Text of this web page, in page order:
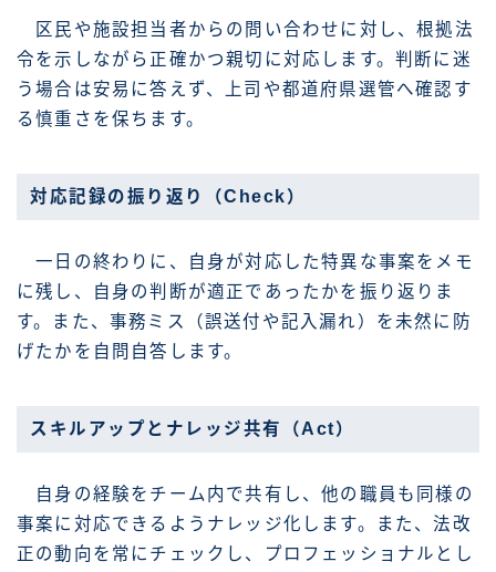
区民や施設担当者からの問い合わせに対し、根拠法
令を示しながら正確かつ親切に対応します。判断に迷
う場合は安易に答えず、上司や都道府県選管へ確認す
る慎重さを保ちます。
対応記録の振り返り（Check）
一日の終わりに、自身が対応した特異な事案をメモ
に残し、自身の判断が適正であったかを振り返りま
す。また、事務ミス（誤送付や記入漏れ）を未然に防
げたかを自問自答します。
スキルアップとナレッジ共有（Act）
自身の経験をチーム内で共有し、他の職員も同様の
事案に対応できるようナレッジ化します。また、法改
正の動向を常にチェックし、プロフェッショナルとし